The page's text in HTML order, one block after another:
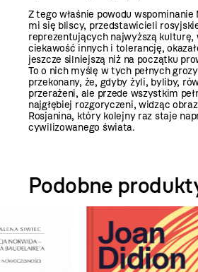
Z tego właśnie powodu
mi się bliscy, przedstawicieli
reprezentujących najwyższą kulturę,
ciekawość innych i tolerancję,
jeszcze silniejszą niż na początku
To o nich myślę w tych pełnych
przekonany, że, gdyby żyli, byliby,
przerażeni, ale przede wszystkim
najgłębiej rozgoryczeni, widząc
Rosjanina, który kolejny raz staje
cywilizowanego świata.
Podobne